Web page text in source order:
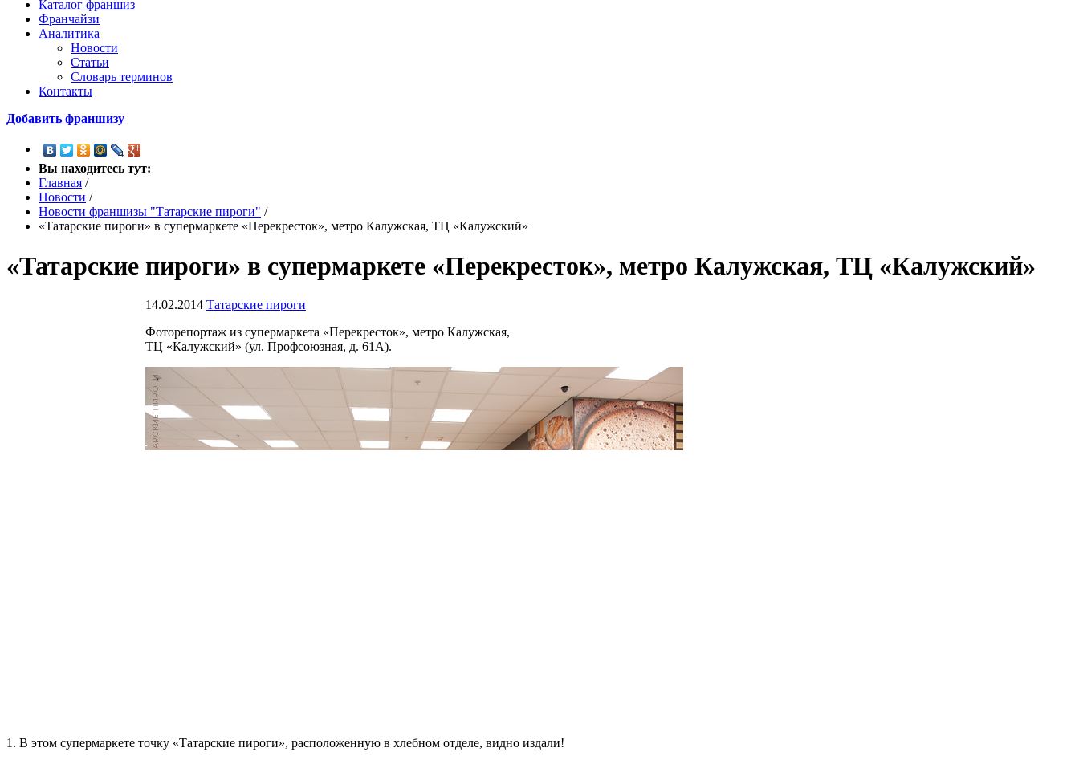
Каталог франшиз
Франчайзи
Аналитика
Новости
Статьи
Словарь терминов
Контакты
Добавить франшизу
Вы находитесь тут:
Главная /
Новости /
Новости франшизы "Татарские пироги" /
«Татарские пироги» в супермаркете «Перекресток», метро Калужская, ТЦ «Калужский»
«Татарские пироги» в супермаркете «Перекресток», метро Калужская, ТЦ «Калужский»
14.02.2014 Татарские пироги
Фоторепортаж из супермаркета «Перекресток», метро Калужская,
ТЦ «Калужский» (ул. Профсоюзная, д. 61А).
1. В этом супермаркете точку «Татарские пироги», расположенную в хлебном отделе, видно издали!